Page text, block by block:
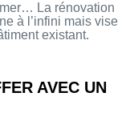
La rénovation
à l’infini mais vise
existant.
AVEC UN